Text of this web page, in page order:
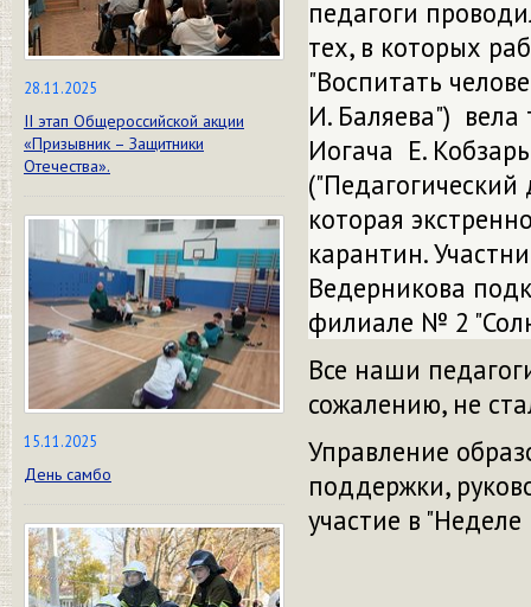
28.11.2025
II этап Общероссийской акции
«Призывник – Защитники
Отечества».
15.11.2025
День самбо
педагоги
тех, в которых
"Воспитать
И. Баляева")
Иогача Е.
которая
карантин.
Ведерникова
филиале № 2
Все наши
сожалению, не
Управление
поддержки,
участие в